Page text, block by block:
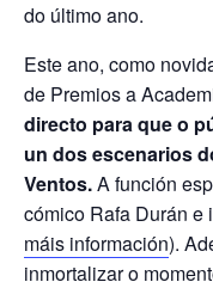
do último ano.
Este ano, como
de Premios a
directo para que o
un dos escenarios
Ventos.A función
cómico Rafa Durán e
máis información).
inmortalizar o